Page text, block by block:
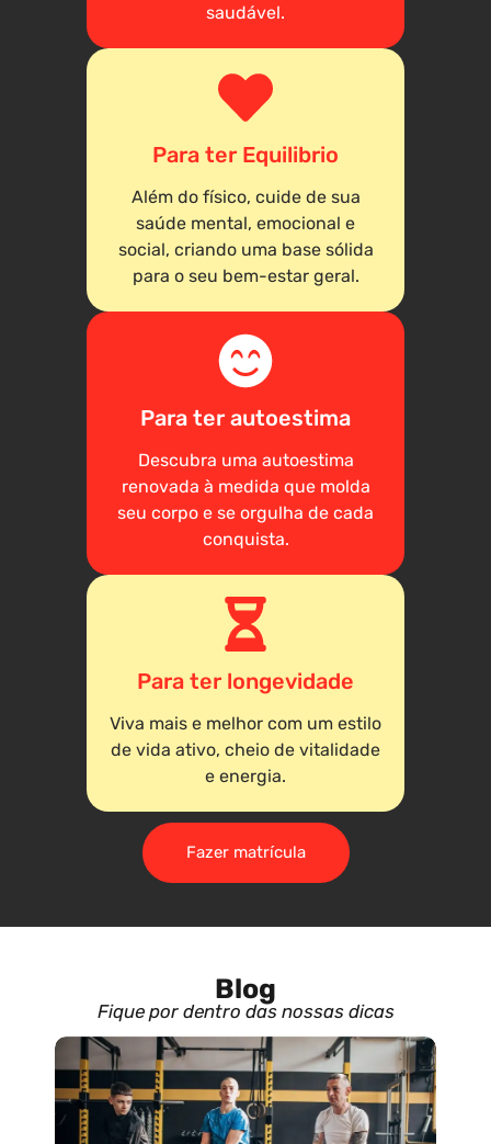
saudável.
Para ter Equilibrio
Além do físico, cuide de sua
saúde mental, emocional e
social, criando uma base sólida
para o seu bem-estar geral.
Para ter autoestima
Descubra uma autoestima
renovada à medida que molda
seu corpo e se orgulha de cada
conquista.
Para ter longevidade
Viva mais e melhor com um estilo
de vida ativo, cheio de vitalidade
e energia.
Fazer matrícula
Blog
Fique por dentro das nossas dicas